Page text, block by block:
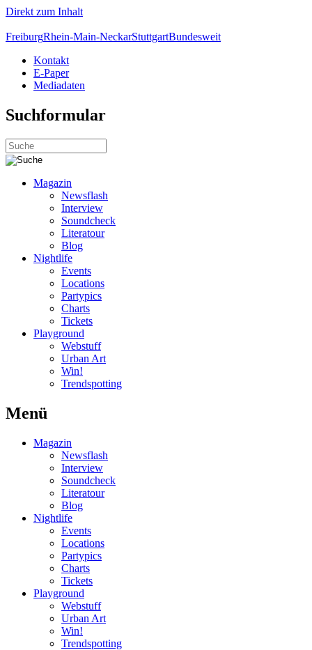
Direkt zum Inhalt
FreiburgRhein-Main-NeckarStuttgartBundesweit
Kontakt
E-Paper
Mediadaten
Suchformular
Magazin
Newsflash
Interview
Soundcheck
Literatour
Blog
Nightlife
Events
Locations
Partypics
Charts
Tickets
Playground
Webstuff
Urban Art
Win!
Trendspotting
Menü
Magazin
Newsflash
Interview
Soundcheck
Literatour
Blog
Nightlife
Events
Locations
Partypics
Charts
Tickets
Playground
Webstuff
Urban Art
Win!
Trendspotting